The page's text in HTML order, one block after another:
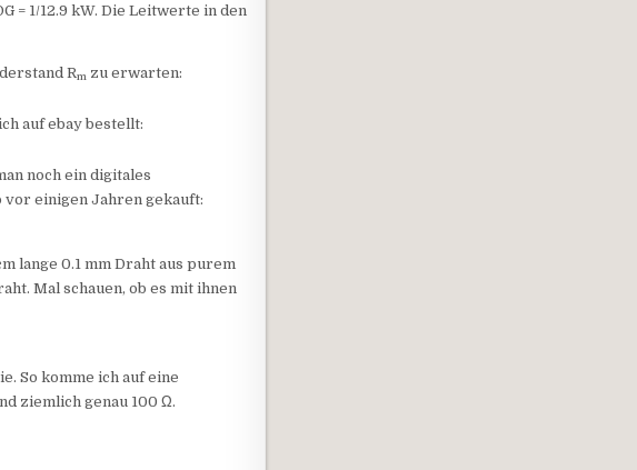
= 1/12.9 kW. Die Leitwerte in den
Rm zu erwarten:
auf ebay bestellt:
noch ein digitales
einigen Jahren gekauft:
lange 0.1 mm Draht aus purem
Mal schauen, ob es mit ihnen
So komme ich auf eine
ziemlich genau 100 Ω.